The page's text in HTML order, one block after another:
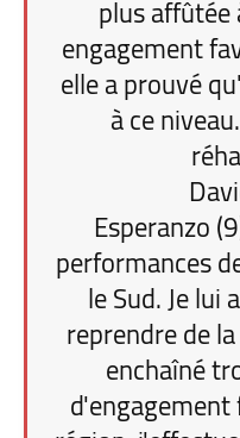
plus affûtée
engagement
elle a prouvé
à ce
Esperanzo
performances
le Sud. Je lui
reprendre de
enchaîné